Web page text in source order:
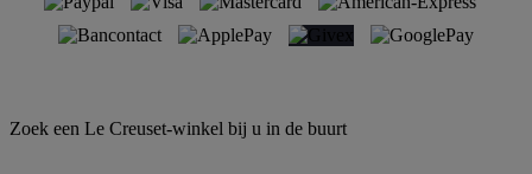
Zoek een Le Creuset-winkel bij u in de buurt